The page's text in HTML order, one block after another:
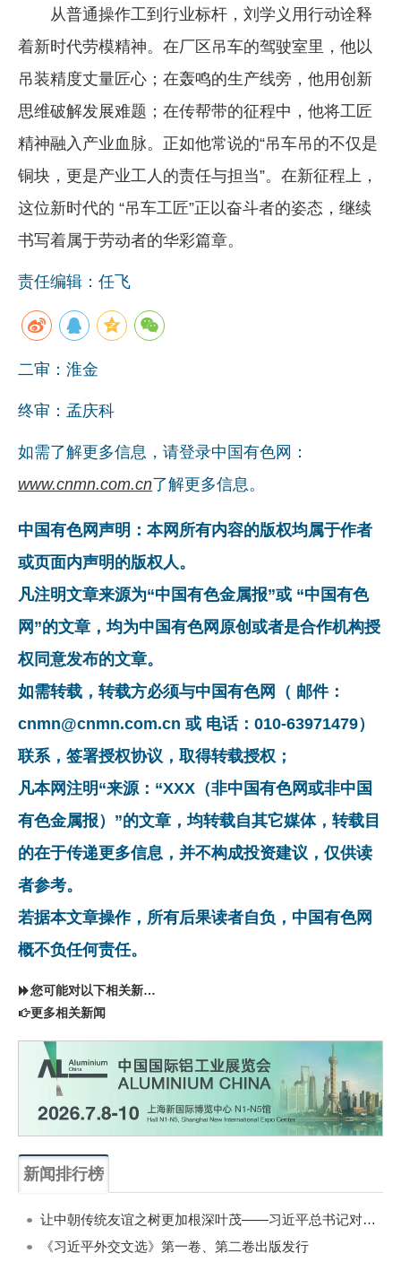
从普通操作工到行业标杆，刘学义用行动诠释
着新时代劳模精神。在厂区吊车的驾驶室里，他以
吊装精度丈量匠心；在轰鸣的生产线旁，他用创新
思维破解发展难题；在传帮带的征程中，他将工匠
精神融入产业血脉。正如他常说的“吊车吊的不仅是
铜块，更是产业工人的责任与担当”。在新征程上，
这位新时代的 “吊车工匠”正以奋斗者的姿态，继续
书写着属于劳动者的华彩篇章。
责任编辑：任飞
二审：淮金
终审：孟庆科
如需了解更多信息，请登录中国有色网：
www.cnmn.com.cn了解更多信息。
中国有色网声明：本网所有内容的版权均属于作者
或页面内声明的版权人。
凡注明文章来源为“中国有色金属报”或 “中国有色
网”的文章，均为中国有色网原创或者是合作机构授
权同意发布的文章。
如需转载，转载方必须与中国有色网（ 邮件：
cnmn@cnmn.com.cn 或 电话：010-63971479）
联系，签署授权协议，取得转载授权；
凡本网注明“来源：“XXX（非中国有色网或非中国
有色金属报）”的文章，均转载自其它媒体，转载目
的在于传递更多信息，并不构成投资建议，仅供读
者参考。
若据本文章操作，所有后果读者自负，中国有色网
概不负任何责任。
您可能对以下相关新闻同样感兴趣
更多相关新闻
新闻排行榜
让中朝传统友谊之树更加根深叶茂——习近平总书记对朝鲜进行国事访问纪实
《习近平外交文选》第一卷、第二卷出版发行